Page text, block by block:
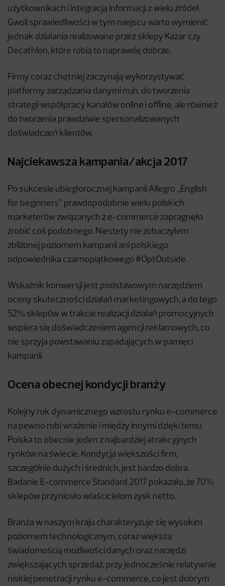
użytkownikach i integracją informacji z wielu źródeł.
Gwoli sprawiedliwości w tym miejscu warto wymienić
jednak działania realizowane przez sklepy Kazar czy
Decathlon, które robią to naprawdę dobrze.
Firmy coraz chętniej zaczynają wykorzystywać
platformy zarządzania danymi m.in. do tworzenia
strategii współpracy kanałów online i offline, ale również
do tworzenia prawdziwie spersonalizowanych
doświadczeń klientów.
Najciekawsza kampania/akcja 2017
Po sukcesie ubiegłorocznej kampanii Allegro „English
for beginners” prawdopodobnie wielu polskich
marketerów związanych z e-commerce zapragnęło
zrobić coś podobnego. Niestety nie zobaczyłem
zbliżonej poziomem kampanii ani polskiego
odpowiednika czarnopiątkowego #OptOutside.
Wskaźnik konwersji jest podstawowym narzędziem
oceny skuteczności działań marketingowych, a do tego
52% sklepów w trakcie realizacji działań promocyjnych
wspiera się doświadczeniem agencji reklamowych, co
nie sprzyja powstawaniu zapadających w pamięci
kampanii.
Ocena obecnej kondycji branży
Kolejny rok dynamicznego wzrostu rynku e-commerce
na pewno robi wrażenie i między innymi dzięki temu
Polska to obecnie jeden z najbardziej atrakcyjnych
rynków na świecie. Kondycja większości firm,
szczególnie dużych i średnich, jest bardzo dobra.
Badanie E-commerce Standard 2017 pokazało, że 70%
sklepów przyniosło właścicielom zysk netto.
Branża w naszym kraju charakteryzuje się wysokim
poziomem technologicznym, coraz większą
świadomością możliwości danych oraz narzędzi
zwiększających sprzedaż, przy jednocześnie relatywnie
niskiej penetracji rynku e-commerce, co jest dobrym